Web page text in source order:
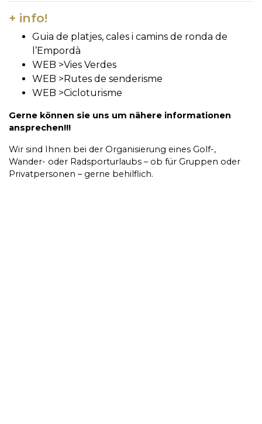
+ info!
Guia de platjes, cales i camins de ronda de
l’Empordà
WEB >Vies Verdes
WEB > Rutes de senderisme
WEB >Cicloturisme
Gerne können sie uns um nähere informationen
ansprechen!!!
Wir sind Ihnen bei der Organisierung eines Golf-,
Wander- oder Radsporturlaubs – ob für Gruppen oder
Privatpersonen – gerne behilflich.